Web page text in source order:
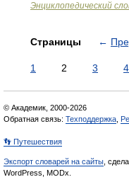
Энциклопедический
Страницы ←
1 2 3 4
© Академик, 2000-2026
Обратная связь: Техподдержка
👣 Путешествия
Экспорт словарей на сайты ,
WordPress, MODx.